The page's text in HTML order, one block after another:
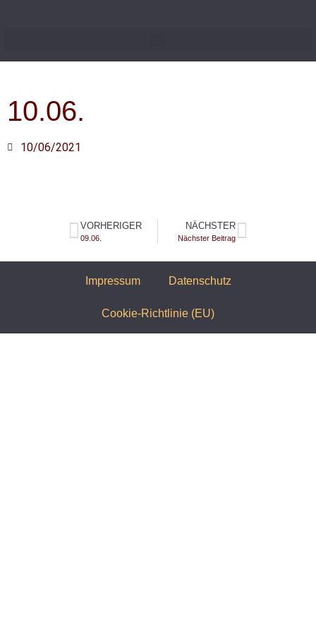
10.06.
10/06/2021
VORHERIGER
09.06.
NÄCHSTER
Nächster Beitrag
Impressum Datenschutz
Cookie-Richtlinie (EU)